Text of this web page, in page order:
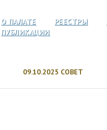
О ПАЛАТЕ РЕЕСТРЫ
ПУБЛИКАЦИИ
09.10.2025 СОВЕТ